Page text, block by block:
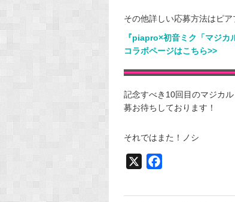
その他詳しい応募方法はピ
『piapro×初音ミク「マジ
コラボページはこちら>>
記念すべき10回目のマジカ
募お待ちしております！
それではまた！ノシ